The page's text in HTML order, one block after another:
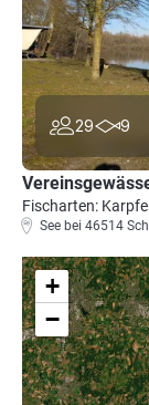
29 9
Fischarten:
See bei 46514
+
−